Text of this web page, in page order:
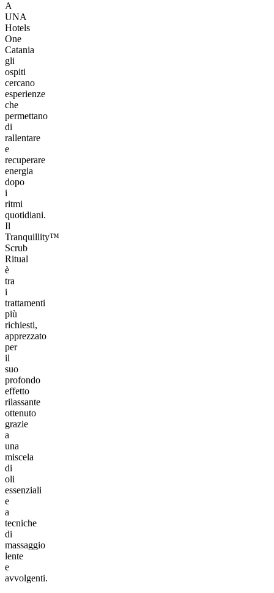
A
UNA
Hotels
One
Catania
gli
ospiti
cercano
esperienze
che
permettano
di
rallentare
e
recuperare
energia
dopo
i
ritmi
quotidiani.
Il
Tranquillity™
Scrub
Ritual
è
tra
i
trattamenti
più
richiesti,
apprezzato
per
il
suo
profondo
effetto
rilassante
ottenuto
grazie
a
una
miscela
di
oli
essenziali
e
a
tecniche
di
massaggio
lente
e
avvolgenti.